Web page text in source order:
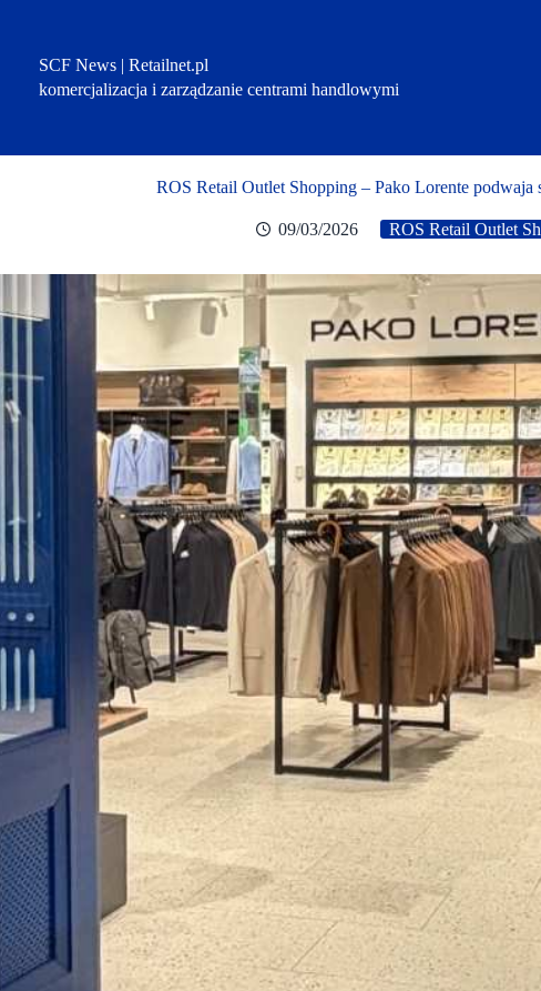
SCF News | Retailnet.pl
komercjalizacja i zarządzanie centrami handlowymi
ROS Retail Outlet Shopping – Pako Lorente
09/03/2026 ROS Retail Outlet